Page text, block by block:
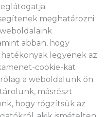
meghatározni
abban, hogy
legyenek az
cookie-kat
a weboldalunk ön
másrészt
hogy rögzítsük az